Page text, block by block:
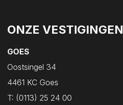
ONZE VESTIGINGEN
GOES
Oostsingel 34
4461 KC Goes
T: (0113) 25 24 00
Oostdijk
Oosterland
Oostkapelle
Oost-Souburg
Oudelande